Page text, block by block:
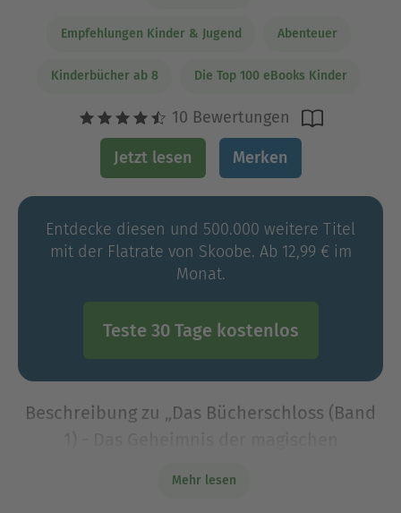
Empfehlungen Kinder & Jugend Abenteuer
Kinderbücher ab 8 Die Top 100 eBooks Kinder
10 Bewertungen
Jetzt lesen Merken
Entdecke diesen und 500.000 weitere Titel
mit der Flatrate von Skoobe. Ab 12,99 € im
Monat.
Teste 30 Tage kostenlos
Beschreibung zu „Das Bücherschloss (Band
Mehr lesen